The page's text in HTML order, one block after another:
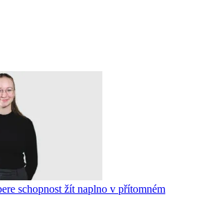
schopnost žít naplno v přítomném